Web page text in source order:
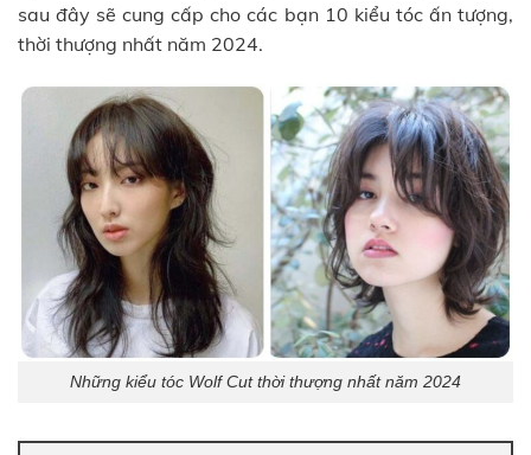
sau đây sẽ cung cấp cho các bạn 10 kiểu tóc ấn tượng,
thời thượng nhất năm 2024.
Những kiểu tóc Wolf Cut thời thượng nhất năm 2024